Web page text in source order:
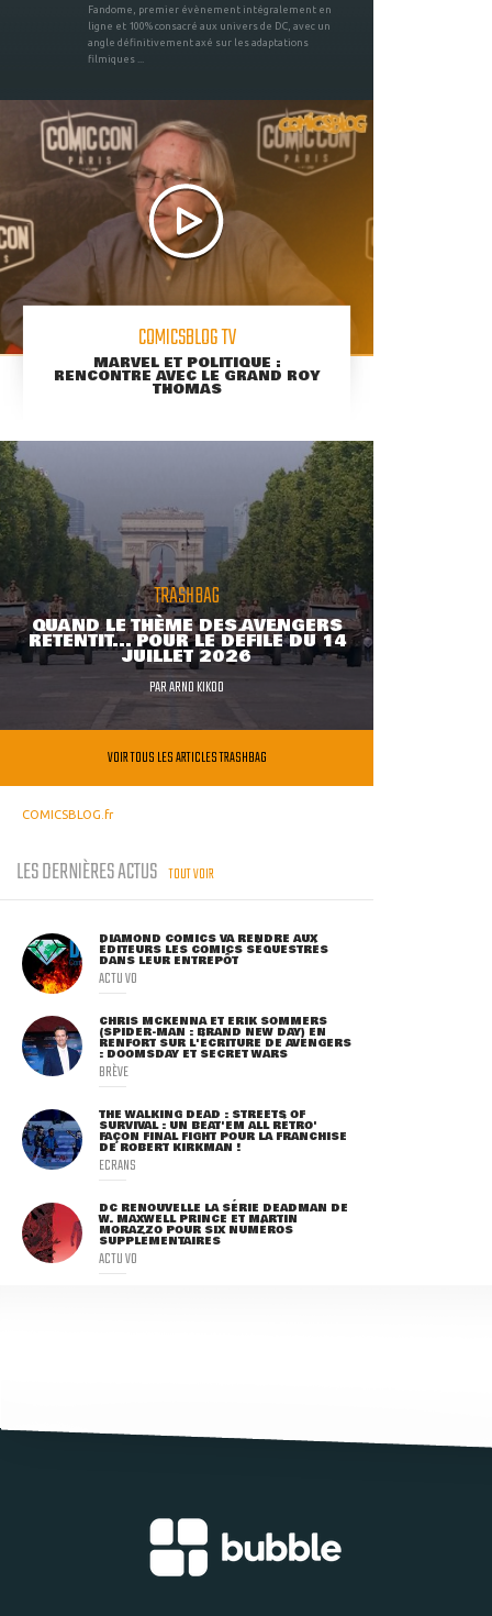
Fandome, premier évènement intégralement en
ligne et 100% consacré aux univers de DC, avec un
angle définitivement axé sur les adaptations
filmiques ...
COMICSBLOG TV
MARVEL ET POLITIQUE :
RENCONTRE AVEC LE GRAND ROY
THOMAS
TRASHBAG
QUAND LE THÈME DES AVENGERS
RETENTIT... POUR LE DÉFILÉ DU 14
JUILLET 2026
PARARNO KIKOO
VOIR TOUS LES ARTICLES TRASHBAG
COMICSBLOG.fr
LES DERNIÈRES ACTUS TOUT VOIR
DIAMOND COMICS VA RENDRE AUX
ÉDITEURS LES COMICS SÉQUESTRÉS
DANS LEUR ENTREPÔT
ACTU VO
CHRIS MCKENNA ET ERIK SOMMERS
(SPIDER-MAN : BRAND NEW DAY) EN
RENFORT SUR L'ÉCRITURE DE AVENGERS
: DOOMSDAY ET SECRET WARS
BRÈVE
THE WALKING DEAD : STREETS OF
SURVIVAL : UN BEAT'EM ALL RÉTRO'
FAÇON FINAL FIGHT POUR LA FRANCHISE
DE ROBERT KIRKMAN !
ECRANS
DC RENOUVELLE LA SÉRIE DEADMAN DE
W. MAXWELL PRINCE ET MARTIN
MORAZZO POUR SIX NUMÉROS
SUPPLÉMENTAIRES
ACTU VO